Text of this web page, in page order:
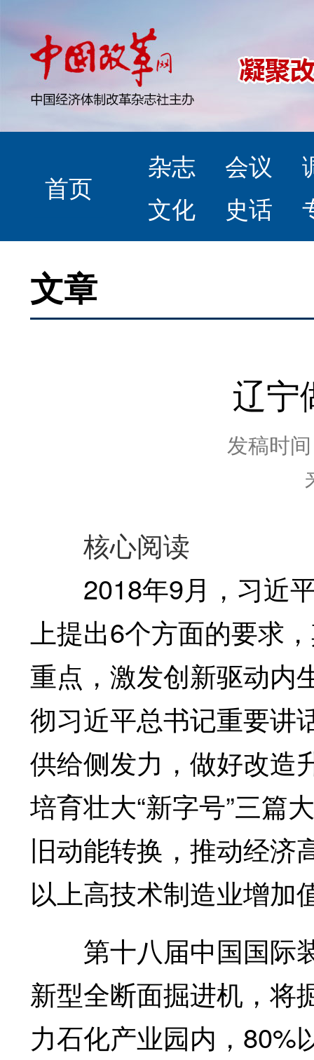
首页
杂志 会议
文化
史话
文章
辽宁
发稿时
核心阅读
2018年9月，习近平
上提出6个方面的要求
重点，激发创新驱动内
彻习近平总书记重要讲
供给侧发力，做好改造
培育壮大“新字号”三篇
旧动能转换，推动经济
以上高技术制造业增加
第十八届中国国际
新型全断面掘进机，将
力石化产业园内，80%